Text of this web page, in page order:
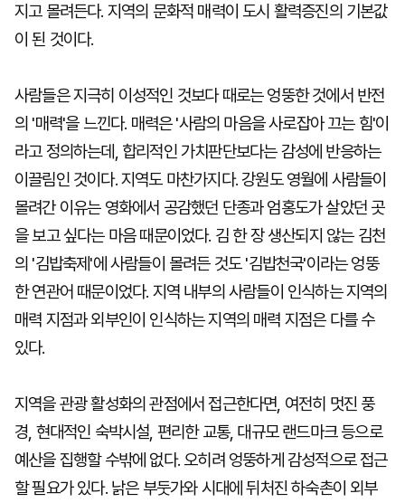
지고 몰려든다. 지역의 문화적 매력이 도시 활력증진의 기본값
이 된 것이다.
사람들은 지극히 이성적인 것보다 때로는 엉뚱한 것에서 반전
의 '매력'을 느낀다. 매력은 '사람의 마음을 사로잡아 끄는 힘'이
라고 정의하는데, 합리적인 가치판단보다는 감성에 반응하는
이끌림인 것이다. 지역도 마찬가지다. 강원도 영월에 사람들이
몰려간 이유는 영화에서 공감했던 단종과 엄홍도가 살았던 곳
을 보고 싶다는 마음 때문이었다. 김 한 장 생산되지 않는 김천
의 '김밥축제'에 사람들이 몰려든 것도 '김밥천국'이라는 엉뚱
한 연관어 때문이었다. 지역 내부의 사람들이 인식하는 지역의
매력 지점과 외부인이 인식하는 지역의 매력 지점은 다를 수
있다.
지역을 관광 활성화의 관점에서 접근한다면, 여전히 멋진 풍
경, 현대적인 숙박시설, 편리한 교통, 대규모 랜드마크 등으로
예산을 집행할 수밖에 없다. 오히려 엉뚱하게 감성적으로 접근
할 필요가 있다. 낡은 부둣가와 시대에 뒤처진 하숙촌이 외부